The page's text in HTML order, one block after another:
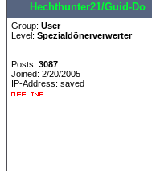
Hechthunter21/Guid-Do
Group: User
Level: Spezialdönerverwerter
Posts: 3087
Joined: 2/20/2005
IP-Address: saved